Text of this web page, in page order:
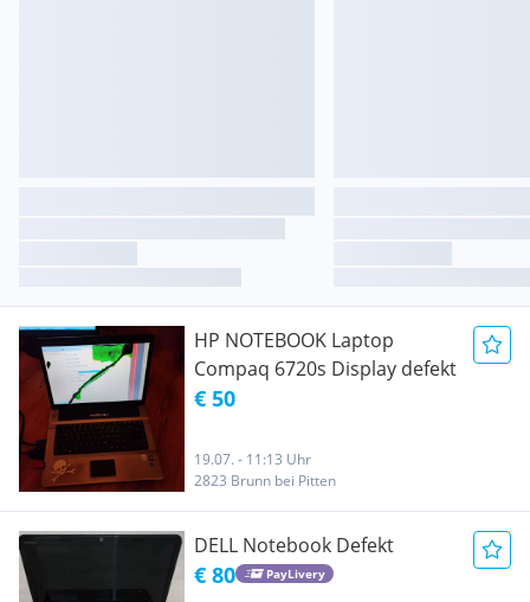
HP NOTEBOOK Laptop
Compaq 6720s Display defekt
€ 50
19.07. - 11:13 Uhr
2823 Brunn bei Pitten
DELL Notebook Defekt
€ 80 PayLivery